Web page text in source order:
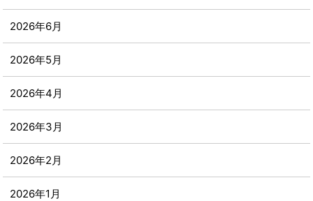
2026年6月
2026年5月
2026年4月
2026年3月
2026年2月
2026年1月